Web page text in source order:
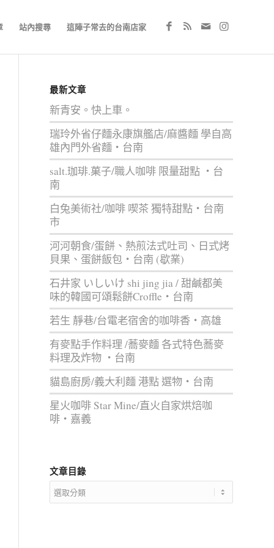
站內搜尋 這陣子常去的台南店家
最新文章
新青安。快上車。
瑞玲外省仔麵永康旗艦店/麻醬麵 學自高
雄內門外省麵‧台南
salt.珈琲.菓子/職人咖啡 限量甜點 ‧台
南
白兔美術社/咖啡 喫茶 獨特甜點‧台南
市
河河朝食/蛋餅、熱煎法式吐司、日式烤
貝果、蛋餅飯包‧台南 (歇業)
石井家 いしいけ shi jing jia / 甜鹹都美
味的韓國可頌鬆餅Croffle‧台南
若生 靜巷/台電老宿舍的咖啡香‧高雄
有麥點手作料理 /蕎麥麵 各式特色蕎麥
料理及炸物 ‧台南
貓島廚房/義大利麵 港點 選物‧台南
星火咖啡 Star Mine/直火自家烘焙咖
啡‧嘉義
文章目錄
文
章